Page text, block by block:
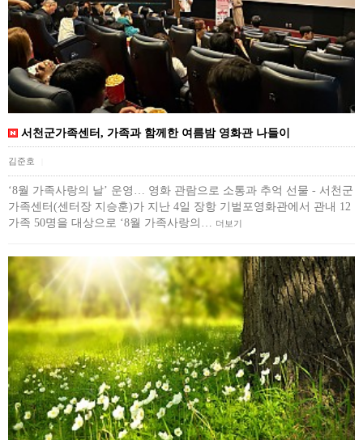
서천군가족센터, 가족과 함께한 여름밤 영화관 나들이
김준호
‘8월 가족사랑의 날’ 운영… 영화 관람으로 소통과 추억 선물 - 서천군
가족센터(센터장 지승훈)가 지난 4일 장항 기벌포영화관에서 관내 12
가족 50명을 대상으로 ‘8월 가족사랑의…
더보기